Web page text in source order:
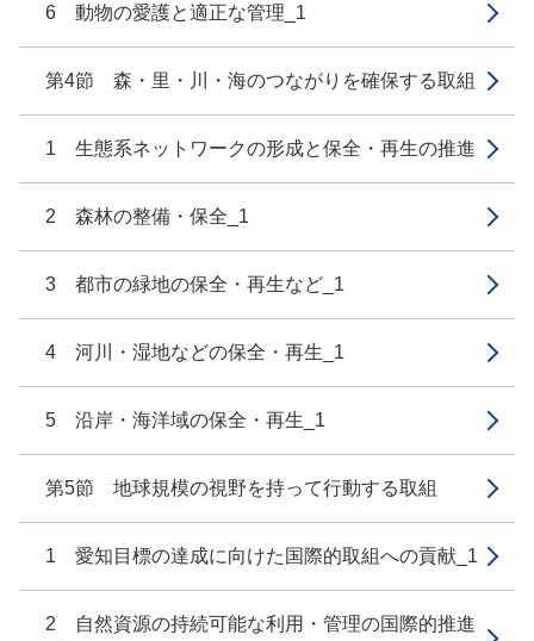
6 動物の愛護と適正な管理_1
第4節 森・里・川・海のつながりを確保する取組
1 生態系ネットワークの形成と保全・再生の推進
2 森林の整備・保全_1
3 都市の緑地の保全・再生など_1
4 河川・湿地などの保全・再生_1
5 沿岸・海洋域の保全・再生_1
第5節 地球規模の視野を持って行動する取組
1 愛知目標の達成に向けた国際的取組への貢献_1
2 自然資源の持続可能な利用・管理の国際的推進